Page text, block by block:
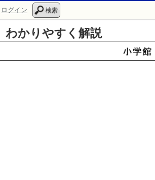
ログイン 検索
わかりやすく解説